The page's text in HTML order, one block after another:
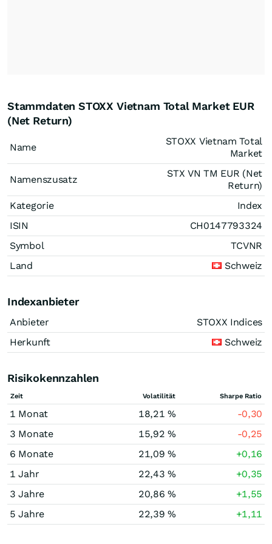
Stammdaten STOXX Vietnam Total Market EUR
(Net Return)
Name
STOXX Vietnam Total
Market
Namenszusatz
STX VN TM EUR (Net
Return)
Kategorie
Index
ISIN
CH0147793324
Symbol
TCVNR
Land
Schweiz
Indexanbieter
Anbieter
STOXX Indices
Herkunft
Schweiz
Risikokennzahlen
Zeit Volatilität Sharpe Ratio
1 Monat 18,21 %
-0,30
3 Monate
15,92 %
-0,25
6 Monate
21,09 %
+0,16
1 Jahr
22,43 %
+0,35
3 Jahre
20,86 %
+1,55
5 Jahre
22,39 % +1,11